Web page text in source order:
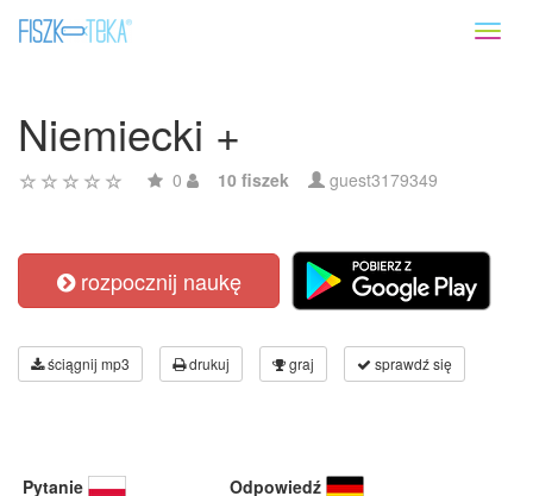
Niemiecki +
0 10 fiszek guest3179349
rozpocznij naukę
ściągnij mp3 drukuj graj sprawdź się
Pytanie Odpowiedź